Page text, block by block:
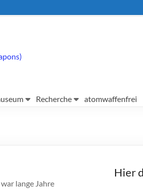
Recherche atomwaffenfrei
lange Jahre
Hier